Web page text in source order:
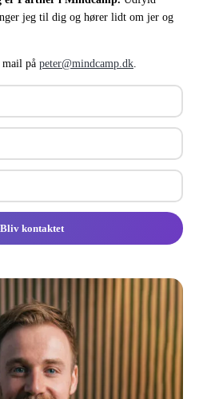
jeg til dig og hører lidt om jer og
mail på peter@mindcamp.dk.
Bliv kontaktet